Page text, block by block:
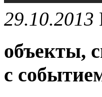
29.10.2013
объекты,
с